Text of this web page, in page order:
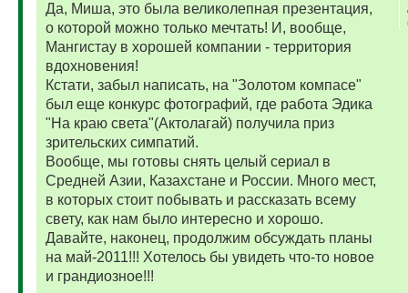
Да, Миша, это была великолепная презентация,
о которой можно только мечтать! И, вообще,
Мангистау в хорошей компании - территория
вдохновения!
Кстати, забыл написать, на "Золотом компасе"
был еще конкурс фотографий, где работа Эдика
"На краю света"(Актолагай) получила приз
зрительских симпатий.
Вообще, мы готовы снять целый сериал в
Средней Азии, Казахстане и России. Много мест,
в которых стоит побывать и рассказать всему
свету, как нам было интересно и хорошо.
Давайте, наконец, продолжим обсуждать планы
на май-2011!!! Хотелось бы увидеть что-то новое
и грандиозное!!!